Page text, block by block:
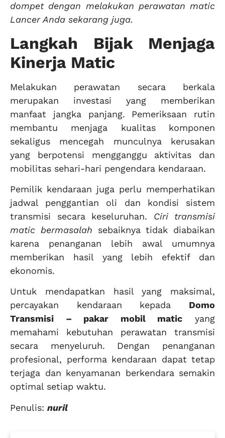
dompet dengan melakukan perawatan matic
Lancer Anda sekarang juga.
Langkah Bijak Menjaga
Kinerja Matic
Melakukan perawatan secara berkala
merupakan investasi yang memberikan
manfaat jangka panjang. Pemeriksaan rutin
membantu menjaga kualitas komponen
sekaligus mencegah munculnya kerusakan
yang berpotensi mengganggu aktivitas dan
mobilitas sehari-hari pengendara kendaraan.
Pemilik kendaraan juga perlu memperhatikan
jadwal penggantian oli dan kondisi sistem
transmisi secara keseluruhan. Ciri transmisi
matic bermasalah sebaiknya tidak diabaikan
karena penanganan lebih awal umumnya
memberikan hasil yang lebih efektif dan
ekonomis.
Untuk mendapatkan hasil yang maksimal,
percayakan kendaraan kepada Domo
Transmisi – pakar mobil matic yang
memahami kebutuhan perawatan transmisi
secara menyeluruh. Dengan penanganan
profesional, performa kendaraan dapat tetap
terjaga dan kenyamanan berkendara semakin
optimal setiap waktu.
Penulis: nuril